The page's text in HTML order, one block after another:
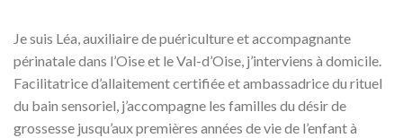
Je suis Léa, auxiliaire de puériculture et accompagnante
périnatale dans l’Oise et le Val-d’Oise, j’interviens à domicile.
Facilitatrice d’allaitement certifiée et ambassadrice du rituel
du bain sensoriel, j’accompagne les familles du désir de
grossesse jusqu’aux premières années de vie de l’enfant à